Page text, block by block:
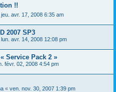
!!
jeu. avr. 17, 2008 6:35 am
2007 SP3
lun. avr. 14, 2008 12:08 pm
Service Pack 2 »
févr. 02, 2008 4:54 pm
« ven. nov. 30, 2007 1:39 pm